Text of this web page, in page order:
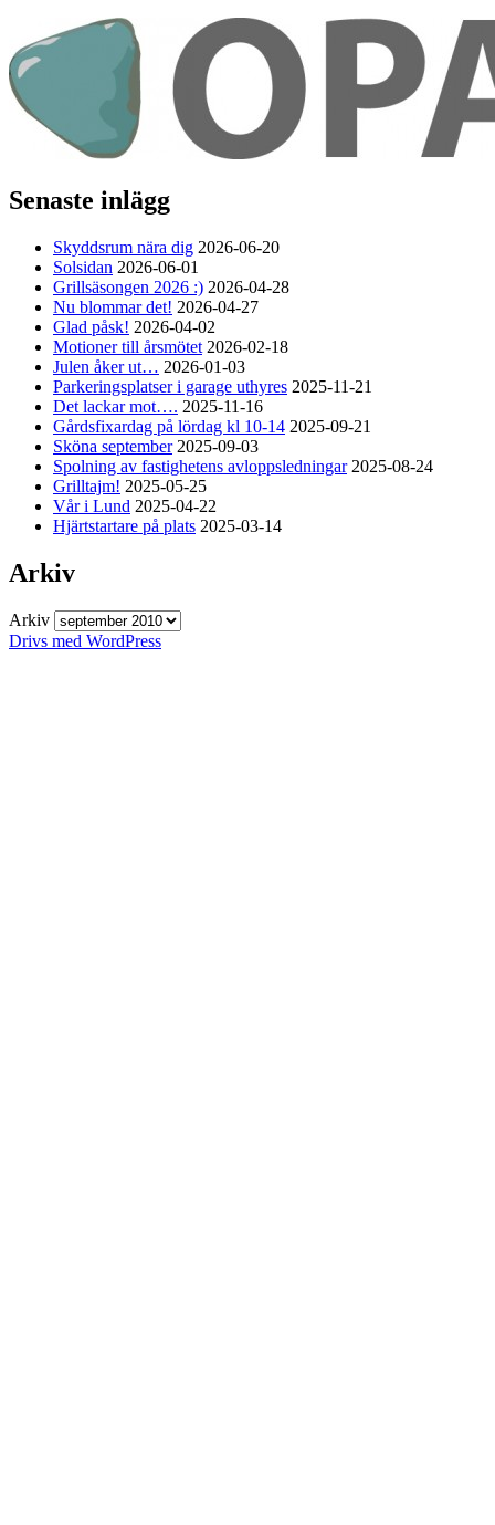
Senaste inlägg
Skyddsrum nära dig 2026-06-20
Solsidan 2026-06-01
Grillsäsongen 2026 :) 2026-04-28
Nu blommar det! 2026-04-27
Glad påsk! 2026-04-02
Motioner till årsmötet 2026-02-18
Julen åker ut… 2026-01-03
Parkeringsplatser i garage uthyres 2025-11-21
Det lackar mot…. 2025-11-16
Gårdsfixardag på lördag kl 10-14 2025-09-21
Sköna september 2025-09-03
Spolning av fastighetens avloppsledningar 2025-08-24
Grilltajm! 2025-05-25
Vår i Lund 2025-04-22
Hjärtstartare på plats 2025-03-14
Arkiv
Arkiv
Drivs med WordPress